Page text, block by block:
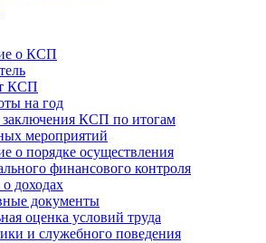
о КСП
КСП
на год
КСП по итогам
мероприятий
о порядке осуществления
финансового контроля
доходах
документы
оценка условий труда
и служебного поведения